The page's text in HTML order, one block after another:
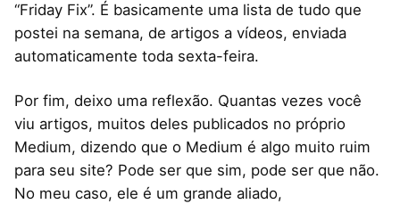
“Friday Fix”. É basicamente uma lista de tudo que
postei na semana, de artigos a vídeos, enviada
automaticamente toda sexta-feira.
Por fim, deixo uma reflexão. Quantas vezes você
viu artigos, muitos deles publicados no próprio
Medium, dizendo que o Medium é algo muito ruim
para seu site? Pode ser que sim, pode ser que não.
No meu caso, ele é um grande aliado,